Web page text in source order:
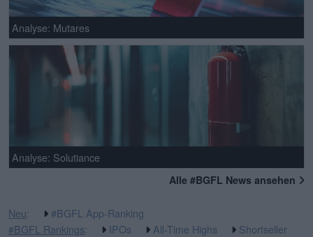
Analyse: Mutares
Analyse: Solutiance
Alle #BGFL News ansehen
Neu:
#BGFL App-Ranking
#BGFL Rankings: IPOs All-Time Highs Shortseller